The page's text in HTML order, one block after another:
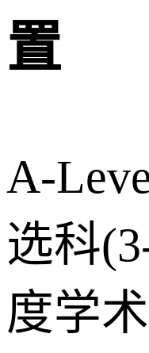
置
A-
选科
度学